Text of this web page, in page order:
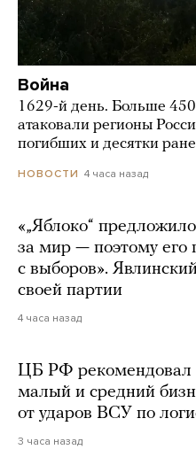
Война
1629-й день. Больше
атаковали регионы
погибших и десятки
НОВОСТИ 4 часа назад
«„Яблоко“
за мир — поэтому его
с выборов».
своей партии
4 часа назад
ЦБ РФ рекомендовал
малый и средний
от ударов ВСУ по
3 часа назад